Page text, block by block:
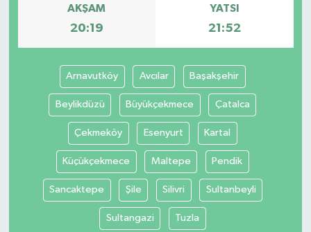
AKŞAM
20:19
YATSI
21:52
Arnavutköy Avcılar Başakşehir
Beylikdüzü Büyükçekmece Çatalca
Çekmeköy Esenyurt Kartal
Küçükçekmece Maltepe Pendik
Sancaktepe Şile Silivri Sultanbeyli
Sultangazi Tuzla